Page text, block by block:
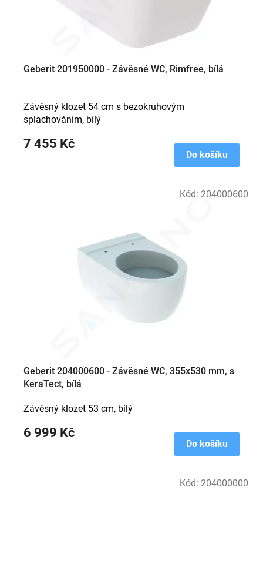
Geberit 201950000 - Závěsné WC, Rimfree, bílá
7 455 Kč
Do košíku
Závěsný klozet 54 cm s bezokruhovým
splachováním, bílý
Geberit 204000600 - Závěsné WC, 355x530 mm, s
KeraTect, bílá
6 999 Kč
Do košíku
Závěsný klozet 53 cm, bílý
Kód: 204000600
Kód: 204000000